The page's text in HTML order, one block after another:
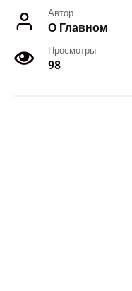
Автор
О Главном
Просмотры
98